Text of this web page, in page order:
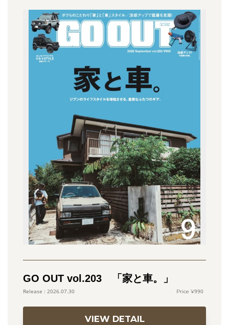
GO OUT vol.203 「家と車。」
2026.07.30 990
VIEW DETAIL